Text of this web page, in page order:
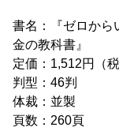
書名：『ゼロから
金の教科書』
定価：1,512円（税
判型：46判
体裁：並製
頁数：260頁